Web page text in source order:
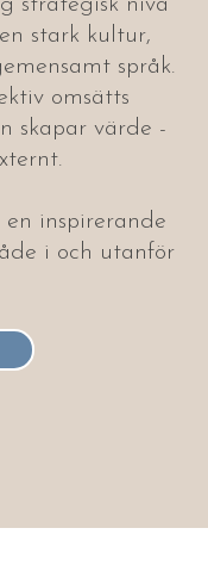
stark kultur,
språk.
omsätts
skapar värde -
inspirerande
i och utanför